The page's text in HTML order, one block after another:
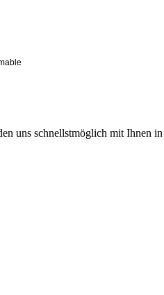
uns schnellstmöglich mit Ihnen